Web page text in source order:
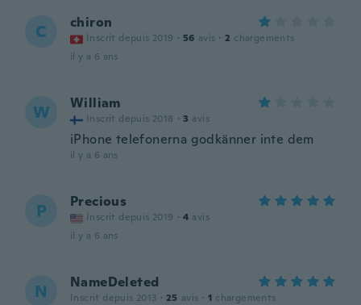
C chiron
Inscrit depuis 2019 · 56 avis · 2 chargements
il y a 6 ans
W William
Inscrit depuis 2018 · 3 avis
iPhone telefonerna godkänner inte dem
il y a 6 ans
P Precious
Inscrit depuis 2019 · 4 avis
il y a 6 ans
N NameDeleted
Inscrit depuis 2013 · 25 avis · 1 chargements